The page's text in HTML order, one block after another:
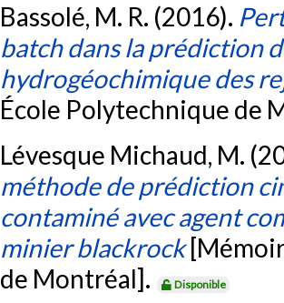
Bassolé, M. R. (2016).
batch dans la prédiction
hydrogéochimique des
École Polytechnique de
Lévesque Michaud, M.
méthode de prédiction
contaminé avec agent
minier blackrock
de Montréal].
Disponible